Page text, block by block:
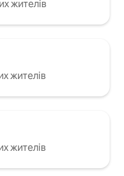
жителів
жителів
жителів